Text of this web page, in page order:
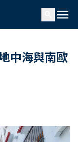
menu
中海與南歐